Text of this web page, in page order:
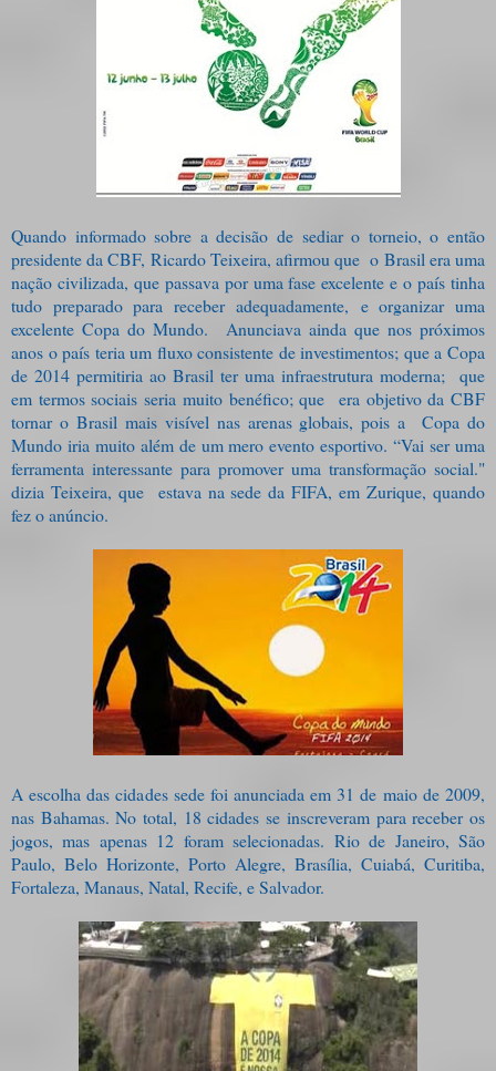
Quando informado sobre a decisão de sediar o torneio, o então
presidente da CBF, Ricardo Teixeira, afirmou que o Brasil era uma
nação civilizada, que passava por uma fase excelente e o país tinha
tudo preparado para receber adequadamente, e organizar uma
excelente Copa do Mundo.
Anunciava ainda que nos próximos
anos o país teria um fluxo consistente de investimentos; que a Copa
de 2014 permitiria ao Brasil ter uma infraestrutura moderna;
que
em termos sociais seria muito benéfico; que era objetivo da CBF
tornar o Brasil mais visível nas arenas globais, pois a
Copa do
Mundo iria muito além de um mero evento esportivo. “Vai ser uma
ferramenta interessante para promover uma transformação social."
dizia Teixeira, que
estava na sede da FIFA, em Zurique, quando
fez o anúncio.
A escolha das cidades sede foi anunciada em 31 de maio de 2009,
nas Bahamas. No total, 18 cidades se inscreveram para receber os
jogos, mas apenas 12 foram selecionadas. Rio de Janeiro, São
Paulo, Belo Horizonte, Porto Alegre, Brasília, Cuiabá, Curitiba,
Fortaleza, Manaus, Natal, Recife, e Salvador.